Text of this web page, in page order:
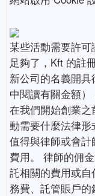
某些活動需要許
足夠了，Kft 的註
新公司的名義開具
中閱讀有關金額）
在我們開始創業
動需要什麼法律形
值得與律師或會
費用。 律師的佣
託相關的費用或
務​​費、託管賬戶的